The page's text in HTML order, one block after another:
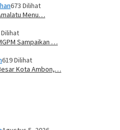
673 Dilihat
Menu…
Sampaikan …
619 Dilihat
Kota Ambon,…